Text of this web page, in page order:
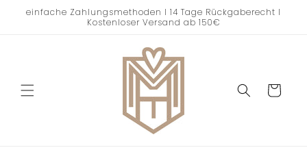
zum
einfache Zahlungsmethoden I 14 Tage Rückgaberecht I
Kostenloser Versand ab 150€
Warenkorb